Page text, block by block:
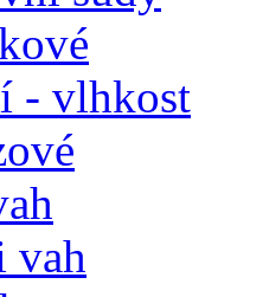
- vlhkost
vah